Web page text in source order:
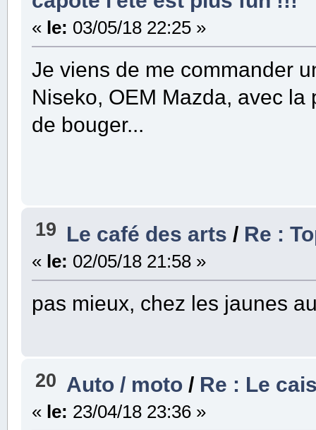
« le: 03/05/18 22:25 »
Je viens de me commander
Niseko, OEM Mazda, avec
de bouger...
19 Le café des arts / Re :
« le: 02/05/18 21:58 »
pas mieux, chez les jaunes
20 Auto / moto/ Re : Le
« le: 23/04/18 23:36 »